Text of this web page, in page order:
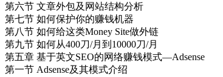
第六节 文章外包及网站结构分析
第七节 如何保护你的赚钱机器
第八节 如何给这类Money Site做外链
第九节 如何从400刀/月到10000刀/月
第五章 基于英文SEO的网络赚钱模式—Adsense
第一节 Adsense及其模式介绍